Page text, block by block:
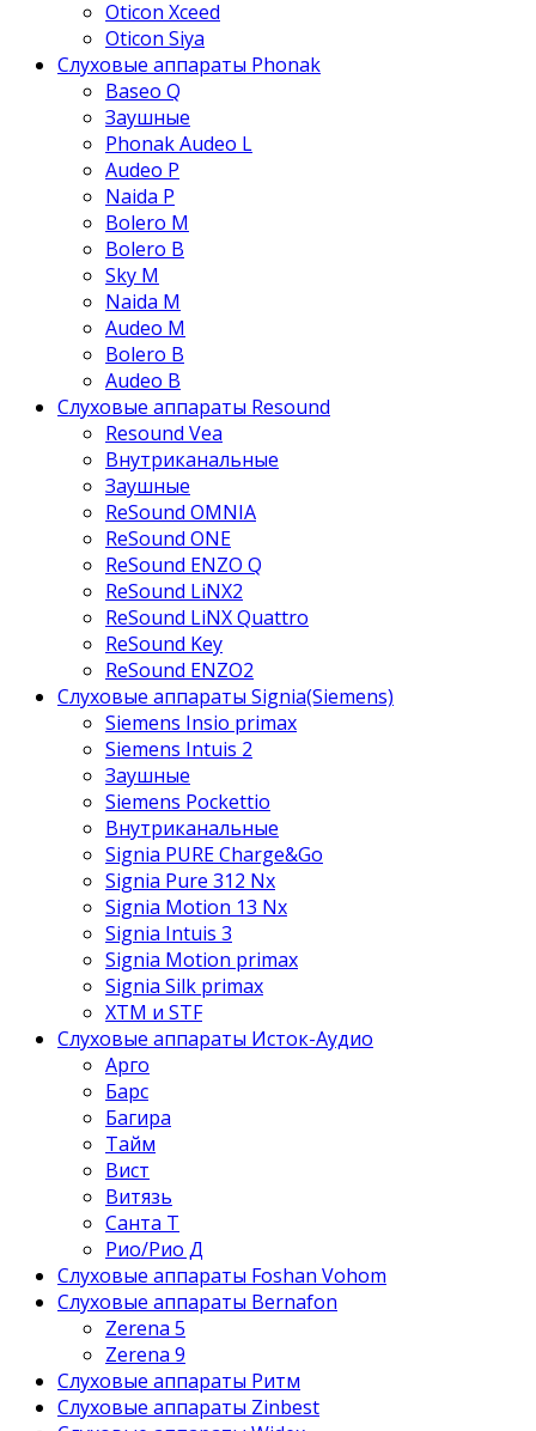
Oticon Xceed
Oticon Siya
Слуховые аппараты Phonak
Baseo Q
Заушные
Phonak Audeo L
Audeo P
Naida P
Bolero M
Bolero B
Sky M
Naida M
Audeo М
Bolero B
Audeo B
Слуховые аппараты Resound
Resound Vea
Внутриканальные
Заушные
ReSound OMNIA
ReSound ONE
ReSound ENZO Q
ReSound LiNX2
ReSound LiNX Quattro
ReSound Key
ReSound ENZO2
Слуховые аппараты Signia(Siemens)
Siemens Insio primax
Siemens Intuis 2
Заушные
Siemens Pockettio
Внутриканальные
Signia PURE Charge&Go
Signia Pure 312 Nx
Signia Motion 13 Nx
Signia Intuis 3
Signia Motion primax
Signia Silk primax
XTM и STF
Слуховые аппараты Исток-Аудио
Арго
Барс
Багира
Тайм
Вист
Витязь
Санта Т
Рио/Рио Д
Слуховые аппараты Foshan Vohom
Слуховые аппараты Bernafon
Zerena 5
Zerena 9
Слуховые аппараты Ритм
Слуховые аппараты Zinbest